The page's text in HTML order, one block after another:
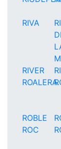
RIVA
RIVER
ROALERA
ROBLE
ROC